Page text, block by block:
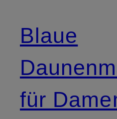
Blaue
für